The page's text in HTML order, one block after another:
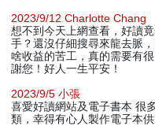
2023/9/12 Charlotte Chang
想不到今天上網查看，好讀
手？還沒仔細搜尋來龍去脈
啥收益的苦工，真的需要有
謝您！好人一生平安！
2023/9/5 小張
喜愛好讀網站及電子書本 很
類，幸得有心人製作電子本